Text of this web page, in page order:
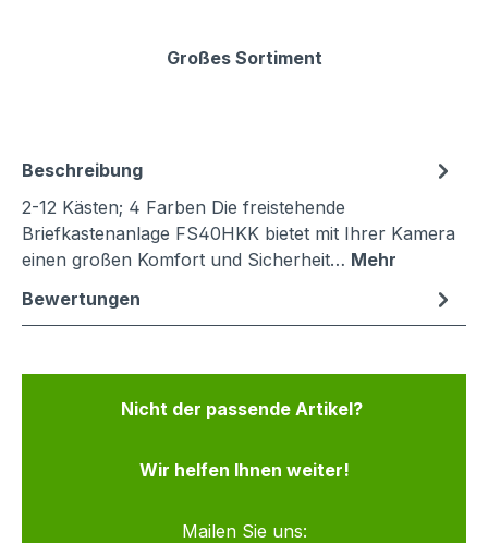
Großes Sortiment
Beschreibung
2-12 Kästen; 4 Farben Die freistehende
Briefkastenanlage FS40HKK bietet mit Ihrer Kamera
einen großen Komfort und Sicherheit… Mehr
Bewertungen
Nicht der passende Artikel?
Wir helfen Ihnen weiter!
Mailen Sie uns: